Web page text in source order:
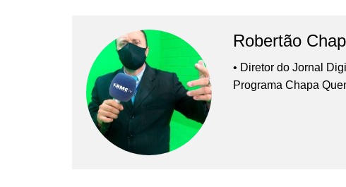
Robertão
• Diretor do Jornal
Programa Chapa